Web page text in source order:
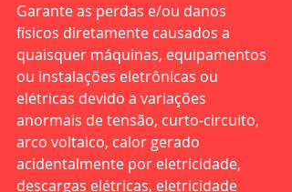
Garante as perdas e/ou danos
físicos diretamente causados a
quaisquer máquinas, equipamentos
ou instalações eletrônicas ou
elétricas devido a variações
anormais de tensão, curto-circuito,
arco voltaico, calor gerado
acidentalmente por eletricidade,
descargas elétricas, eletricidade